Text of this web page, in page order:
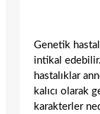
Genetik
intikal
hastalıklar
kalıcı olarak
karakterler